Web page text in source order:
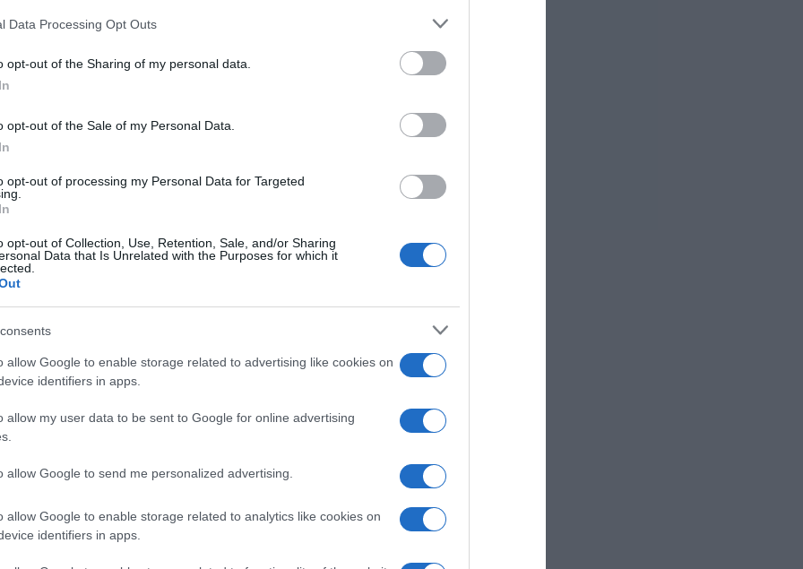
Data Processing Opt Outs
opt-out of the Sharing of my personal data.
opt-out of the Sale of my Personal Data.
opt-out of processing my Personal Data for Targeted
opt-out of Collection, Use, Retention, Sale, and/or Sharing
Data that Is Unrelated with the Purposes for which it
allow Google to enable storage related to advertising like cookies on
identifiers in apps.
allow my user data to be sent to Google for online advertising
allow Google to send me personalized advertising.
allow Google to enable storage related to analytics like cookies on
identifiers in apps.
de escapismo, o 'Continente Play
mais de 30.000 livros no Continente
compra, a página está organizada por
tendências e recomendações de
uma secção dedicada ae-readers, na qual
Kobo e os melhores acessórios para
usufruem de tempo livre e de
com opções que incluem colecionáveis,
como as
de brincar, com marcas de referência
Play disponibiliza jogos, acessórios e
tendências dos jogadores.